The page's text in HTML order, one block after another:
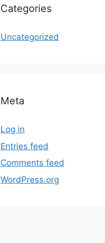
Categories
Uncategorized
Meta
Log in
Entries feed
Comments feed
WordPress.org